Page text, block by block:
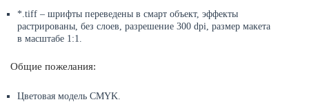
*.tiff – шрифты переведены в смарт объект, эффекты
растрированы, без слоев, разрешение 300 dpi, размер макета
в масштабе 1:1.
Общие пожелания:
Цветовая модель CMYK.